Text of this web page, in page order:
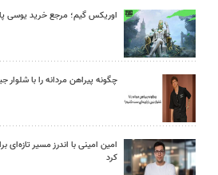
اوریکس گیم؛ مرجع خرید یوسی
چگونه پیراهن مردانه را با
امین امینی با اندرز مسیر
کرد